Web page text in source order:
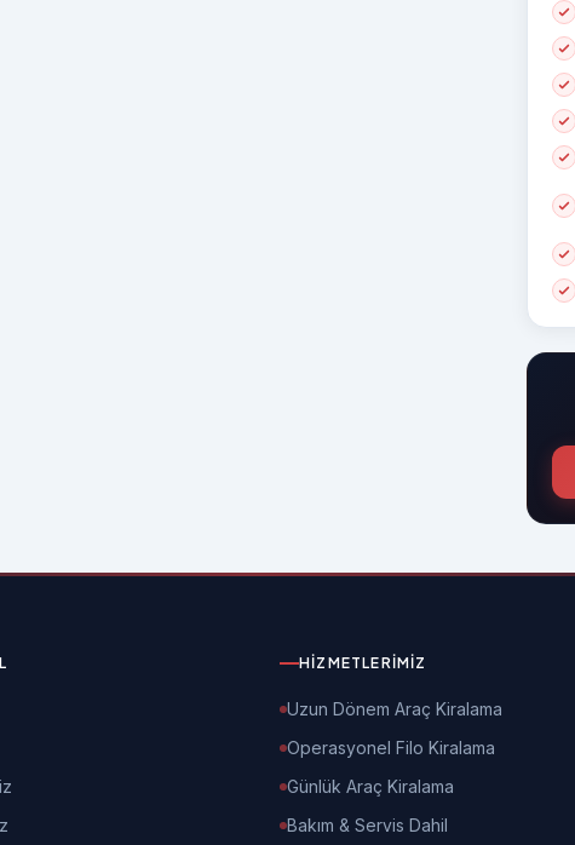
HIZMETLERIMIZ
Uzun Dönem Araç Kiralama
Operasyonel Filo Kiralama
Günlük Araç Kiralama
Bakım & Servis Dahil